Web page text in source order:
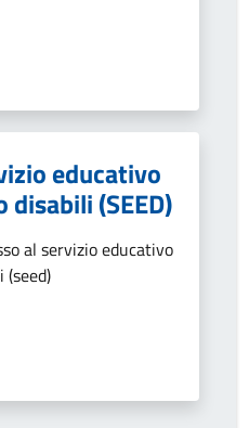
educativo
(SEED)
al servizio educativo